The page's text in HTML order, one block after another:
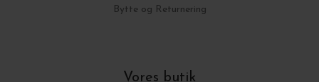
Bytte og Returnering
Vores butik